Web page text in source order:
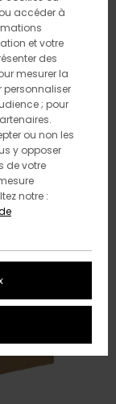
accéder à
et votre
des
mesurer la
personnaliser
; pour
ou non les
y opposer
de votre
notre :